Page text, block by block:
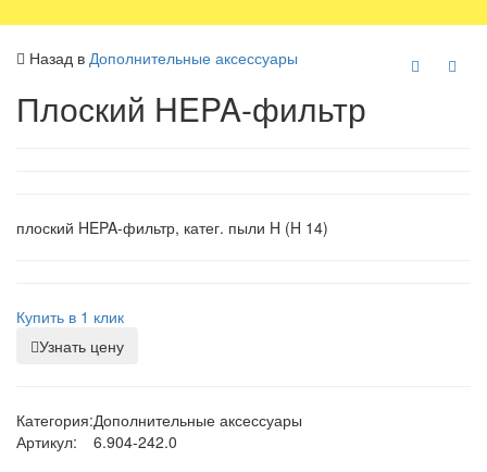
Назад в Дополнительные аксессуары
Плоский HEPA-фильтр
плоский HEPA-фильтр, катег. пыли H (H 14)
Купить в 1 клик
Узнать цену
Категория:Дополнительные аксессуары
Артикул:
6.904-242.0